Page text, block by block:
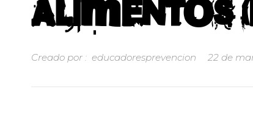
Creado por : educadoresprevencion 22 de